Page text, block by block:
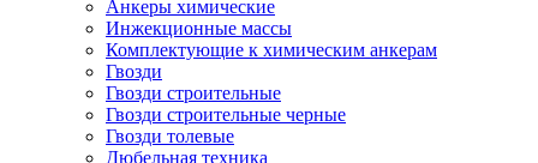
Анкеры химические
Инжекционные массы
Комплектующие к химическим анкерам
Гвозди
Гвозди строительные
Гвозди строительные черные
Гвозди толевые
Дюбельная техника